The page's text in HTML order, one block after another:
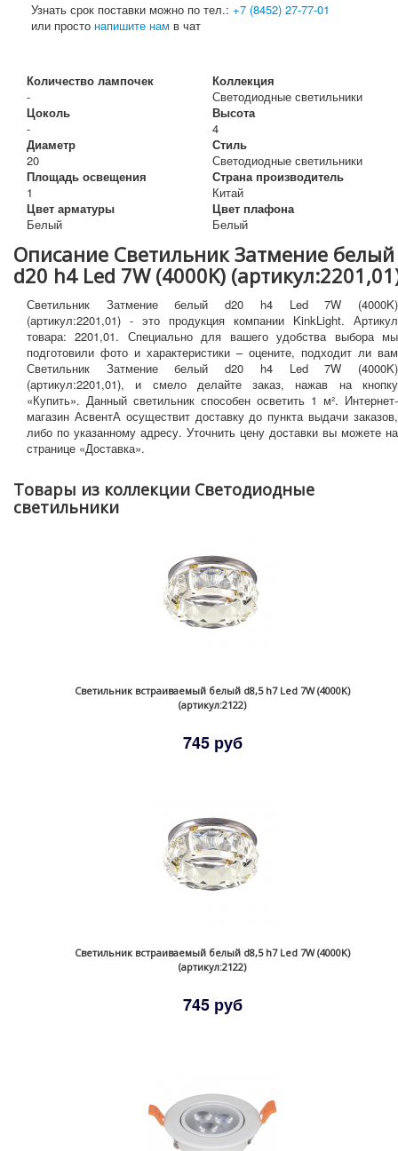
Узнать срок поставки можно по тел.: +7 (8452) 27-77-01
или просто напишите нам в чат
Количество лампочек
-
Коллекция
Светодиодные светильники
Цоколь
-
Высота
4
Диаметр
20
Стиль
Светодиодные светильники
Площадь освещения
1
Страна производитель
Китай
Цвет арматуры
Белый
Цвет плафона
Белый
Описание Светильник Затмение белый
d20 h4 Led 7W (4000K)
Светильник Затмение белый d20 h4 Led 7W (4000K)
(артикул:2201,01) - это продукция компании KinkLight. Артикул
товара: 2201,01. Специально для вашего удобства выбора мы
подготовили фото и характеристики – оцените, подходит ли вам
Светильник Затмение белый d20 h4 Led 7W (4000K)
(артикул:2201,01), и смело делайте заказ, нажав на кнопку
«Купить». Данный светильник способен осветить 1 м². Интернет-
магазин АсвентА осуществит доставку до пункта выдачи заказов,
либо по указанному адресу. Уточнить цену доставки вы можете на
странице «Доставка».
Товары из коллекции Светодиодные
светильники
Светильник встраиваемый белый d8,5 h7 Led 7W (4000K)
(артикул:2122)
745 руб
Светильник встраиваемый белый d8,5 h7 Led 7W (4000K)
(артикул:2122)
745 руб